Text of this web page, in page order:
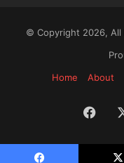
© Copyright 2026,
Home
About